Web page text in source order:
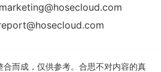
marketing@hosecloud.com
而成，仅供参考。合思不对内容的真